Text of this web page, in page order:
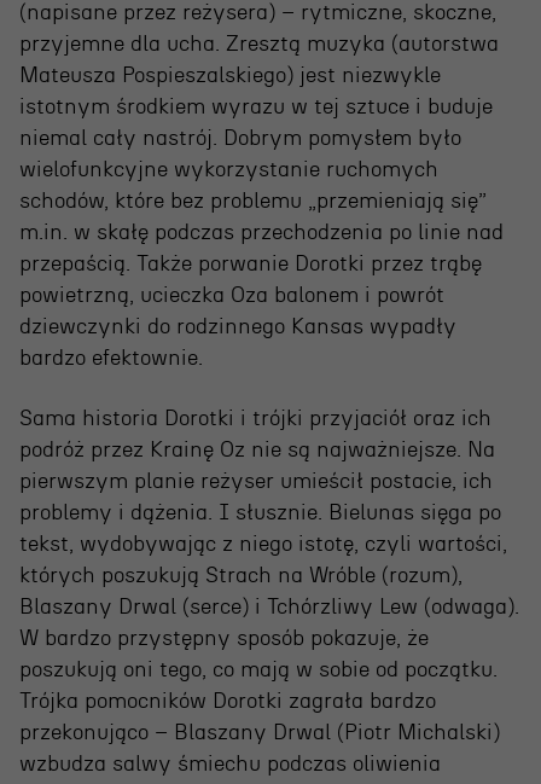
OSIECKA. ARCHIPELAGI
reż. Jacek Bała
(napisane przez reżysera) – rytmiczne, skoczne,
przyjemne dla ucha. Zresztą muzyka (autorstwa
Mateusza Pospieszalskiego) jest niezwykle
istotnym środkiem wyrazu w tej sztuce i buduje
niemal cały nastrój. Dobrym pomysłem było
wielofunkcyjne wykorzystanie ruchomych
schodów, które bez problemu „przemieniają się”
m.in. w skałę podczas przechodzenia po linie nad
przepaścią. Także porwanie Dorotki przez trąbę
powietrzną, ucieczka Oza balonem i powrót
dziewczynki do rodzinnego Kansas wypadły
bardzo efektownie.
Sama historia Dorotki i trójki przyjaciół oraz ich
podróż przez Krainę Oz nie są najważniejsze. Na
pierwszym planie reżyser umieścił postacie, ich
problemy i dążenia. I słusznie. Bielunas sięga po
tekst, wydobywając z niego istotę, czyli wartości,
których poszukują Strach na Wróble (rozum),
Blaszany Drwal (serce) i Tchórzliwy Lew (odwaga).
W bardzo przystępny sposób pokazuje, że
poszukują oni tego, co mają w sobie od początku.
Trójka pomocników Dorotki zagrała bardzo
przekonująco – Blaszany Drwal (Piotr Michalski)
wzbudza salwy śmiechu podczas oliwienia